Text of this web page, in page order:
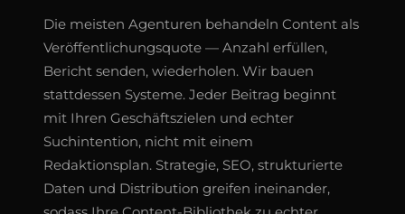
Die meisten Agenturen behandeln Content als
Veröffentlichungsquote — Anzahl erfüllen,
Bericht senden, wiederholen. Wir bauen
stattdessen Systeme. Jeder Beitrag beginnt
mit Ihren Geschäftszielen und echter
Suchintention, nicht mit einem
Redaktionsplan. Strategie, SEO, strukturierte
Daten und Distribution greifen ineinander,